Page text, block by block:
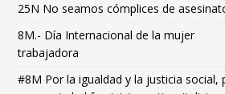
25N No seamos cómplices de
8M.- Día Internacional de la mujer
trabajadora
#8M Por la igualdad y la justicia social,